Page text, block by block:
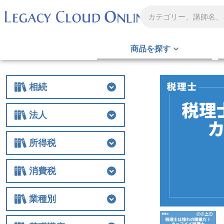
商品を探す
相続
相続
相続税
贈与
財産評価
事業承継
不動産
生前対策
税務調査
その他
法人
法人
法人税
経費
役員関連
特例
組織再編
解散・清算
税務調査
その他
所得税
所得税
所得税
譲渡
税務調査
その他
消費税
消費税
消費税
税務調査
その他
業種別
業種別
医業
農業
非営利法人
介護
税務調査
その他の業種